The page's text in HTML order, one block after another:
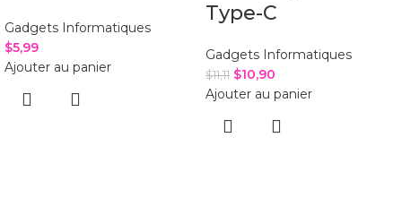
Gadgets Informatiques
$5,99
Ajouter au panier
Type-C
Gadgets Informatiques
$11,11 $10,90
Ajouter au panier